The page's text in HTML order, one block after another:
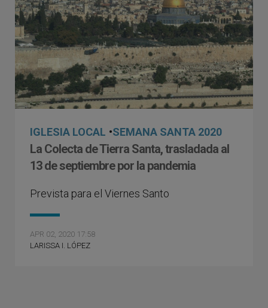
IGLESIA LOCAL •SEMANA SANTA 2020
La Colecta de Tierra Santa, trasladada al
13 de septiembre por la pandemia
Prevista para el Viernes Santo
APR 02, 2020 17:58
LARISSA I. LÓPEZ